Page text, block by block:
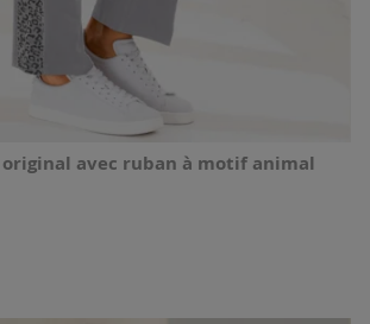
original avec ruban à motif animal